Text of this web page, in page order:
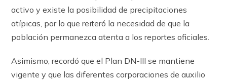
activo y existe la posibilidad de precipitaciones
atípicas, por lo que reiteró la necesidad de que la
población permanezca atenta a los reportes oficiales.
Asimismo, recordó que el Plan DN-III se mantiene
vigente y que las diferentes corporaciones de auxilio